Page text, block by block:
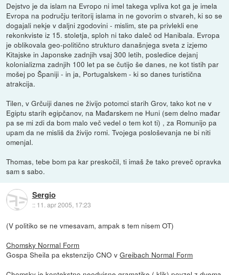
Dejstvo je da islam na Evropo ni imel takega vpliva kot ga je imela
Evropa na području teritorij islama in ne govorim o stvareh, ki so se
dogajali nekje v daljni zgodovini - mislim, ste pa privlekli ene
rekonkviste iz 15. stoletja, sploh ni tako daleč od Hanibala. Evropa
je oblikovala geo-politično strukturo današnjega sveta z izjemo
Kitajske in Japonske zadnjih vsaj 300 letih, posledice dejanj
kolonializma zadnjih 100 let pa se čutijo še danes, ne kot tistih par
mošej po Španiji - in ja, Portugalskem - ki so danes turistična
atrakcija.
Tilen, v Grčuiji danes ne živijo potomci starih Grov, tako kot ne v
Egiptu starih egipčanov, na Mađarskem ne Huni (sem delno mađar
pa se mi zdi da bom malo več vedel o tem kot ti) , za Romunijo pa
upam da ne misliš da živijo romi. Tvojega posloševanja ne bi niti
omenjal.
Thomas, tebe bom pa kar preskočil, ti imaš že tako preveč opravka
sam s sabo.
Sergio
:: 11. apr 2005, 17:23
(V politiko se ne vmesavam, ampak s tem nisem OT)
Chomsky Normal Form
Gospa Sheila pa ekstenzijo CNO vGreibach Normal Form